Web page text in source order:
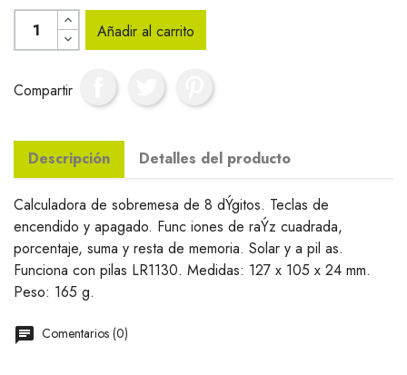
Añadir al carrito
Compartir
Descripción Detalles del producto
Calculadora de sobremesa de 8 dÝgitos. Teclas de
encendido y apagado. Func iones de raÝz cuadrada,
porcentaje, suma y resta de memoria. Solar y a pil as.
Funciona con pilas LR1130. Medidas: 127 x 105 x 24 mm.
Peso: 165 g.
Comentarios (0)